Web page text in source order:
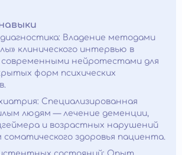
Владение методами
клинического интервью в
современными нейротестами для
форм психических
Специализированная
людям — лечение деменции,
и возрастных нарушений
соматического здоровья пациента.